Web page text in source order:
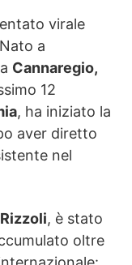
virale
a
Cannaregio,
12
, ha iniziato la
aver diretto
nel
, è stato
oltre